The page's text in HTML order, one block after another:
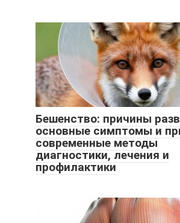
Бешенство: причины
основные симптомы и
современные методы
диагностики, лечения и
профилактики